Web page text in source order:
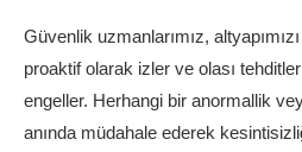
Güvenlik uzmanlarımız,
proaktif olarak izler ve olası
engeller. Herhangi bir anormallik
anında müdahale ederek